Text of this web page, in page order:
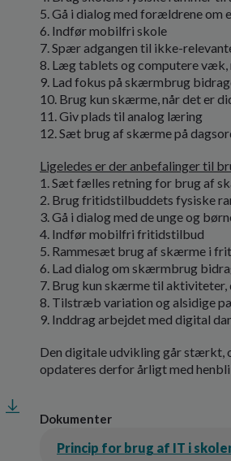
5. Gå i dialog med forældrene om
6. Indfør mobilfri skole
7. Spær adgangen til ikke-
8. Læg tablets og computere væk,
9. Lad fokus på skærmbrug
10. Brug kun skærme, når det er
11. Giv plads til analog læring
12. Sæt brug af skærme på
Ligeledes er der anbefalinger til
1. Sæt fælles retning for brug af
2. Brug fritidstilbuddets fysiske
3. Gå i dialog med de unge og
4. Indfør mobilfri fritidstilbud
5. Rammesæt brug af skærme i
6. Lad dialog om skærmbrug
7. Brug kun skærme til aktiviteter,
8. Tilstræb variation og alsidige
9. Inddrag arbejdet med digital
Den digitale udvikling går stærkt,
opdateres derfor årligt med
Dokumenter
Princip for brug af IT i